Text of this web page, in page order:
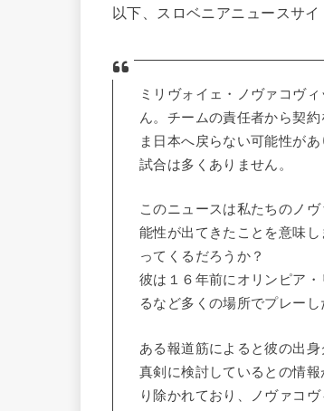
以下、スロベニアニュースサイ
ミリヴォイェ・ノヴァコヴ
ん。チームの責任者から契
ま日本へ戻らない可能性が
試合は多くありません。
このニュースは私たちのノ
能性が出てきたことを意味
ってくるだろうか？
彼は１６年前にオリンピア
るなど多くの場所でプレーし
ある報道筋によると彼の出
真剣に検討しているとの情
り除かれており、ノヴァコ